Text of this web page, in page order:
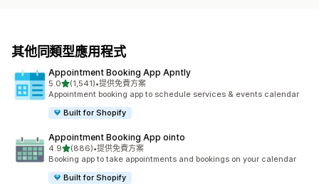
其他同類型應用程式
Appointment Booking App Apntly
5.0滿分 5 顆星
(1,541)
共有 1541 則評價
•提供免費方案
Appointment booking app to schedule services & events calendar
Built for Shopify
Appointment Booking App ointo
4.9滿分 5 顆星
(886)
共有 886 則評價
•提供免費方案
Booking app to take appointments and bookings on your calendar
Built for Shopify